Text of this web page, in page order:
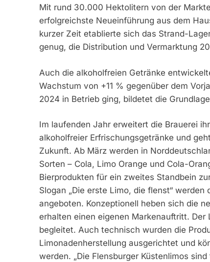
Mit rund 30.000 Hektolitern von der
erfolgreichste Neueinführung aus dem
kurzer Zeit etablierte sich das Strand-
genug, die Distribution und Vermarktung
Auch die alkoholfreien Getränke
Wachstum von +11 % gegenüber dem
2024 in Betrieb ging, bildetet die
Im laufenden Jahr erweitert die Brauerei
alkoholfreier Erfrischungsgetränke und
Zukunft. Ab März werden in
Sorten – Cola, Limo Orange und Cola-
Bierprodukten für ein zweites Standbein
Slogan „Die erste Limo, die flenst“
angeboten. Konzeptionell heben sich die
erhalten einen eigenen Markenauftritt.
begleitet. Auch technisch wurden die
Limonadenherstellung ausgerichtet und
werden. „Die Flensburger Küstenlimos